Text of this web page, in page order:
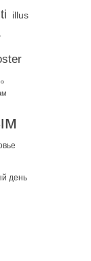
illus
。
день